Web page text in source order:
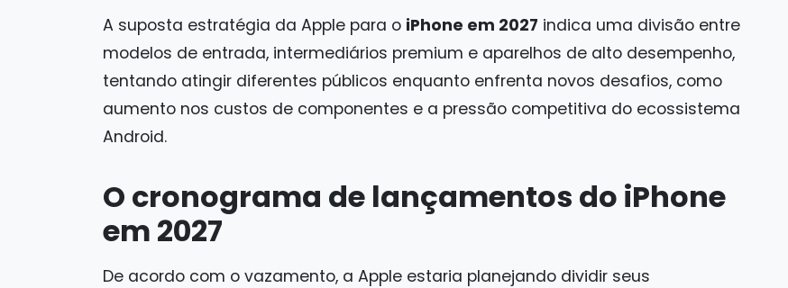
A suposta estratégia da Apple para o iPhone em 2027 indica uma divisão entre
modelos de entrada, intermediários premium e aparelhos de alto desempenho,
tentando atingir diferentes públicos enquanto enfrenta novos desafios, como
aumento nos custos de componentes e a pressão competitiva do ecossistema
Android.
O cronograma de lançamentos do iPhone
em 2027
De acordo com o vazamento, a Apple estaria planejando dividir seus